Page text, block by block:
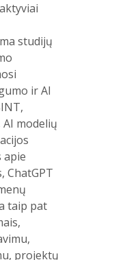
studijų
ir AI
modelių
apie
ChatGPT
taip pat
projektų